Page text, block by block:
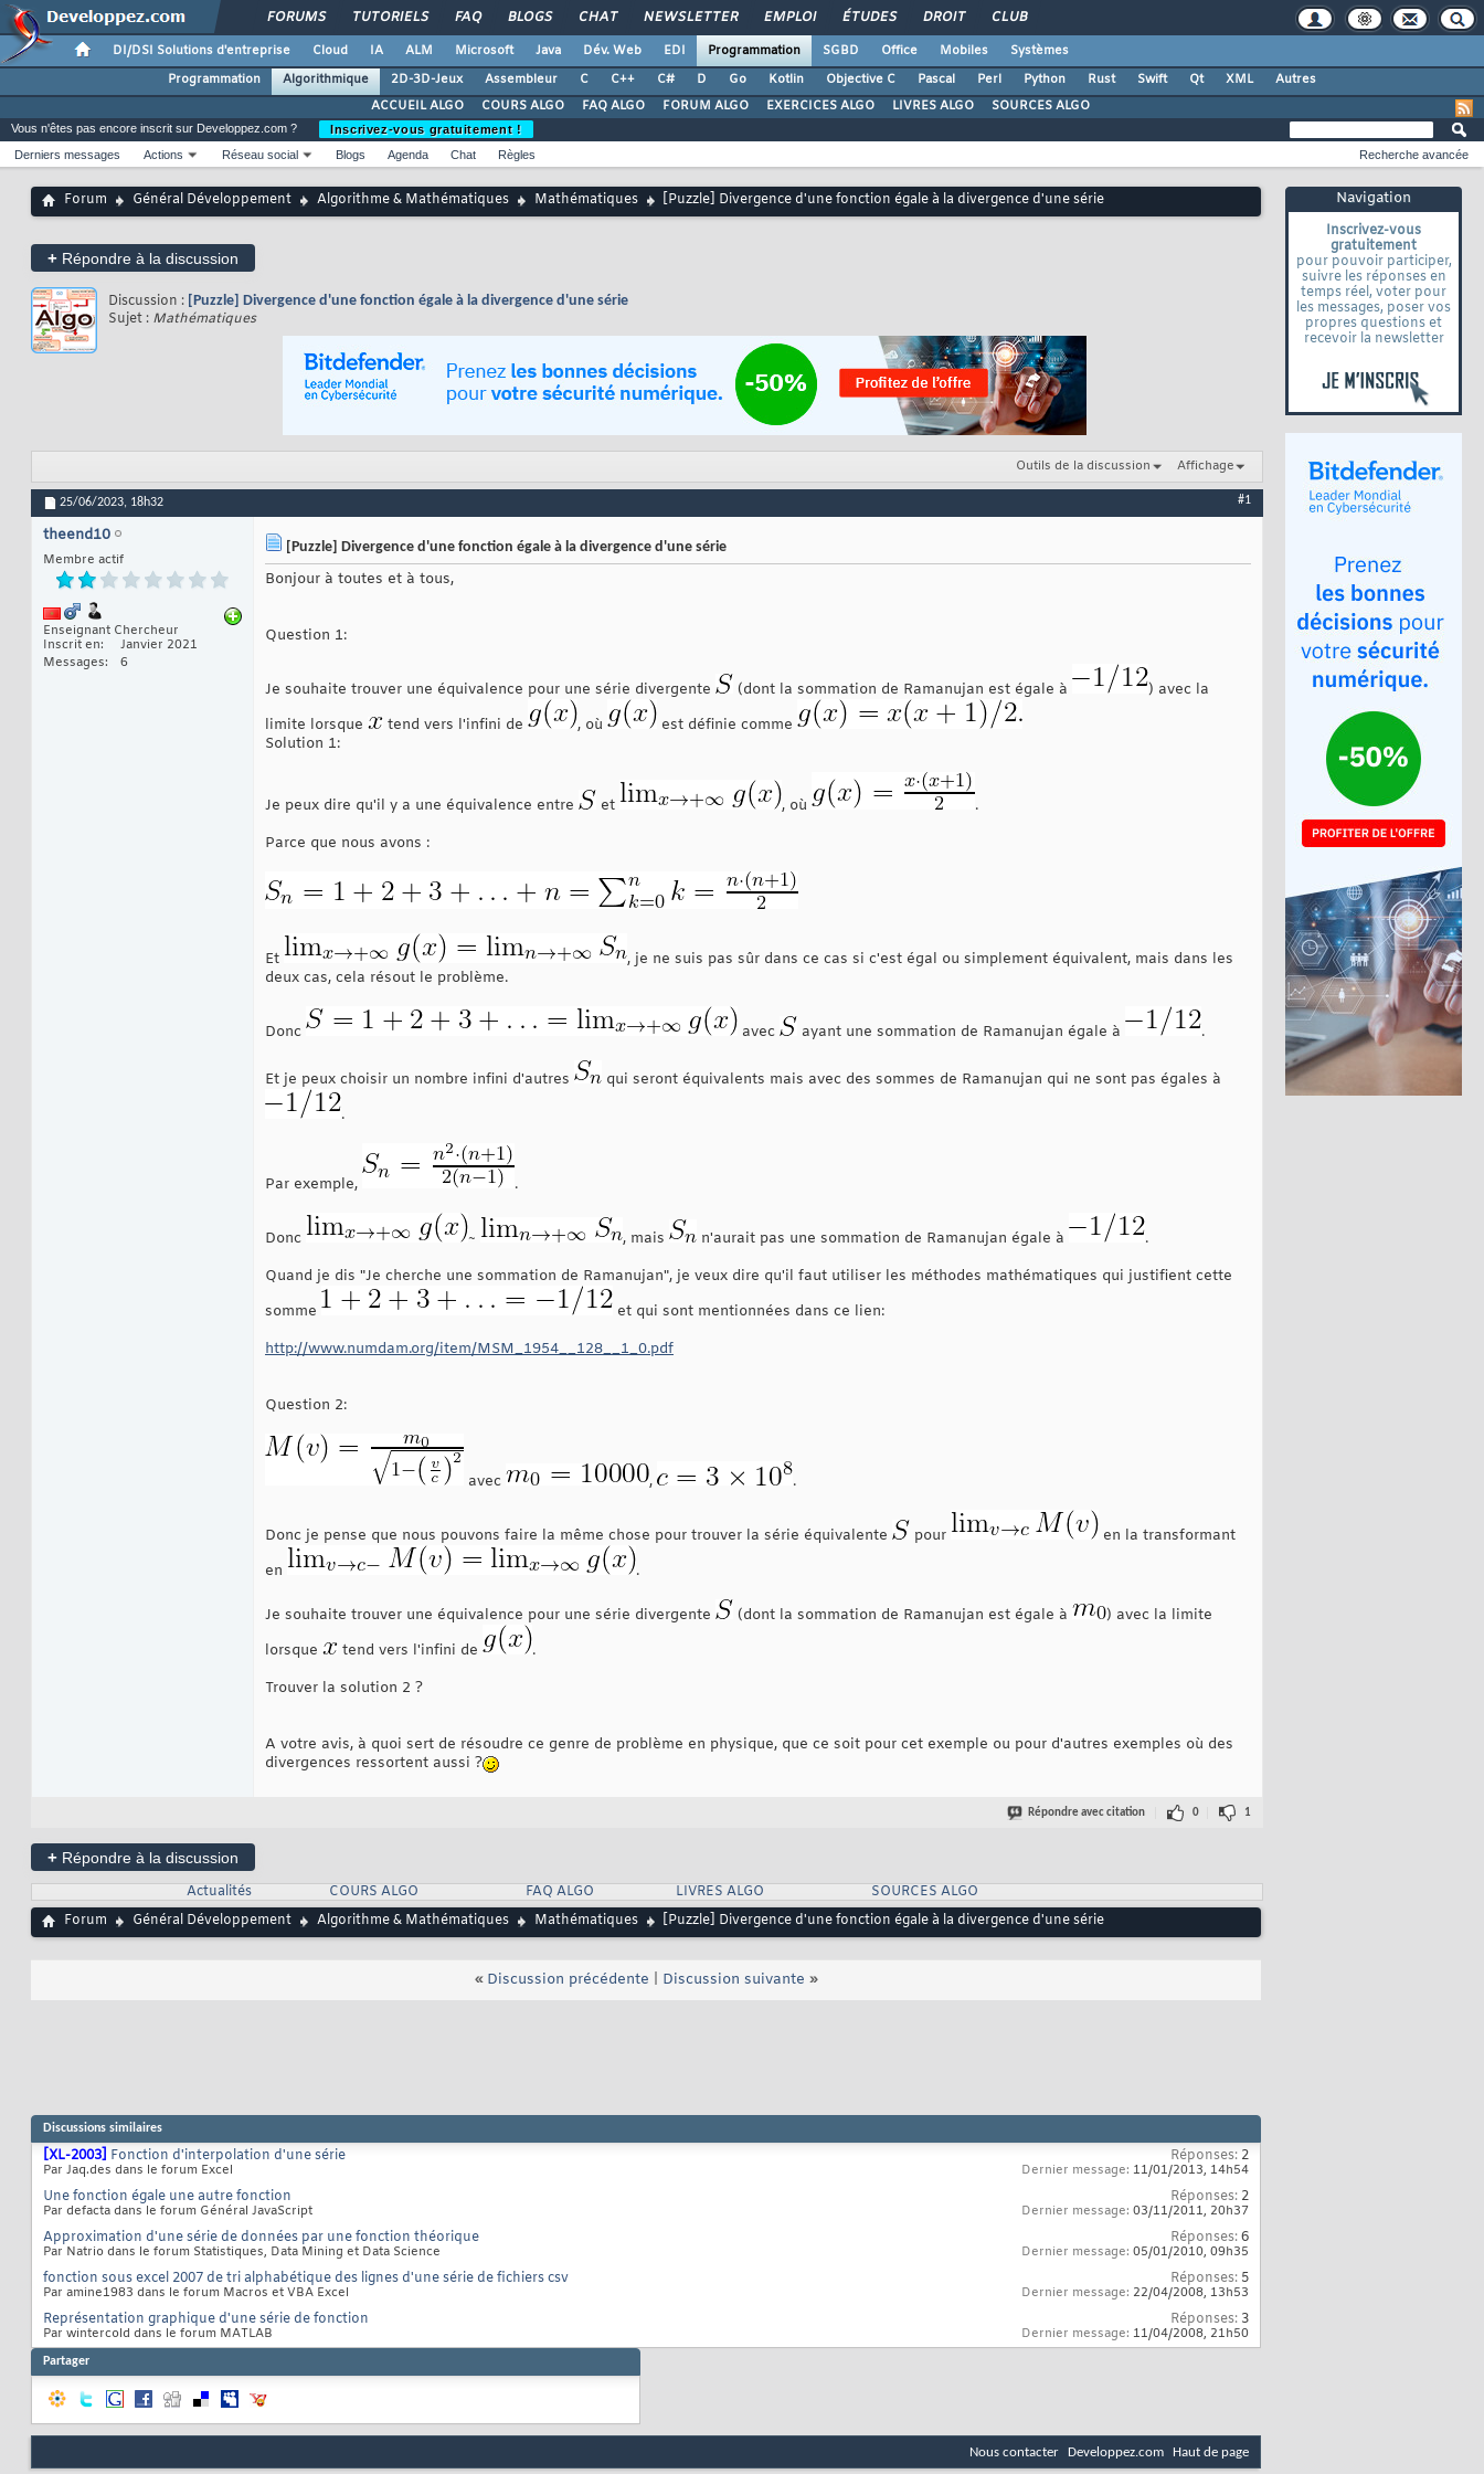
FORUMS TUTORIELS FAQ BLOGS CHAT NEWSLETTER EMPLOI ÉTUDES DROIT CLUB
DI/DSI Solutions d'entreprise Cloud IA ALM Microsoft Java Dév. Web EDI Programmation SGBD Office Mobiles
Systèmes
Programmation
Algorithmique 2D-3D-Jeux Assembleur C C++ C# D Go Kotlin Objective C Pascal Perl Python Rust Swift Qt XML
Autres
ACCUEIL ALGO
COURS ALGO FAQ ALGO FORUM ALGO EXERCICES ALGO LIVRES ALGO SOURCES ALGO
Navigation
Inscrivez-vous
gratuitement
pour pouvoir participer,
suivre les réponses en
temps réel, voter pour
les messages, poser vos
propres questions et
recevoir la newsletter
Vous n'êtes pas encore inscrit sur Developpez.com ?
Inscrivez-vous gratuitement !
Derniers messages
Actions Réseau social Blogs Agenda Chat Règles Recherche avancée
Forum Général Développement Algorithme & Mathématiques Mathématiques [Puzzle] Divergence d'une fonction égale à la divergence d'une série
+ Répondre à la discussion
Discussion : [Puzzle] Divergence d'une fonction égale à la divergence d'une série
Sujet : Mathématiques
Outils de la discussion Affichage
25/06/2023, 18h32 #1
theend10
Membre actif
Enseignant Chercheur
Inscrit en
Janvier 2021
Messages
6
[Puzzle] Divergence d'une fonction égale à la divergence d'une série
Bonjour à toutes et à tous,
Question 1:
Je souhaite trouver une équivalence pour une série divergente (dont la sommation de Ramanujan est égale à
) avec la
limite lorsque
tend vers l'infini de , où
est définie comme
Solution 1:
Je peux dire qu'il y a une équivalence entre et , où
.
Parce que nous avons :
Et
, je ne suis pas sûr dans ce cas si c'est égal ou simplement équivalent, mais dans les
deux cas, cela résout le problème.
Donc avec ayant une sommation de Ramanujan égale à .
Et je peux choisir un nombre infini d'autres
qui seront équivalents mais avec des sommes de Ramanujan qui ne sont pas égales à
.
Par exemple, .
Donc ~ , mais n'aurait pas une sommation de Ramanujan égale à
.
Quand je dis "Je cherche une sommation de Ramanujan", je veux dire qu'il faut utiliser les méthodes mathématiques qui justifient cette
somme
et qui sont mentionnées dans ce lien:
http://www.numdam.org/item/MSM_1954__128__1_0.pdf
Question 2:
avec , .
Donc je pense que nous pouvons faire la même chose pour trouver la série équivalente pour
en la transformant
en
.
Je souhaite trouver une équivalence pour une série divergente (dont la sommation de Ramanujan est égale à
) avec la limite
lorsque
tend vers l'infini de
.
Trouver la solution 2 ?
A votre avis, à quoi sert de résoudre ce genre de problème en physique, que ce soit pour cet exemple ou pour d'autres exemples où des
divergences ressortent aussi ?
Répondre avec citation 0 1
+ Répondre à la discussion
Actualités
COURS ALGO FAQ ALGO LIVRES ALGO
SOURCES ALGO
Forum
Général Développement Algorithme & Mathématiques Mathématiques [Puzzle] Divergence d'une fonction égale à la divergence d'une série
« Discussion précédente Discussion suivante »
Discussions similaires
[XL-2003] Fonction d'interpolation d'une série
Par Jaq.des dans le forum Excel
Réponses: 2
Dernier message: 11/01/2013, 14h54
Une fonction égale une autre fonction
Par defacta dans le forum Général JavaScript
Réponses: 2
Dernier message: 03/11/2011, 20h37
Approximation d'une série de données par une fonction théorique
Par Natrio dans le forum Statistiques, Data Mining et Data Science
Réponses:6
Dernier message: 05/01/2010, 09h35
fonction sous excel 2007 de tri alphabétique des lignes d'une série de fichiers csv
Par amine1983 dans le forum Macros et VBA Excel
Réponses: 5
Dernier message: 22/04/2008, 13h53
Représentation graphique d'une série de fonction
Par wintercold dans le forum MATLAB
Réponses: 3
Dernier message: 11/04/2008, 21h50
Partager
Nous contacter Developpez.com Haut de page